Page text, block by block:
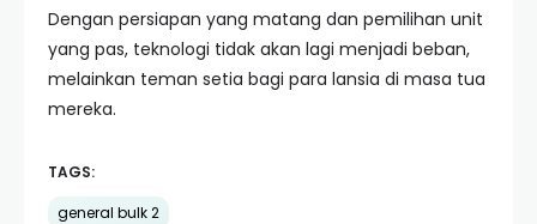
Dengan persiapan yang matang dan pemilihan unit
yang pas, teknologi tidak akan lagi menjadi beban,
melainkan teman setia bagi para lansia di masa tua
mereka.
TAGS:
general bulk 2